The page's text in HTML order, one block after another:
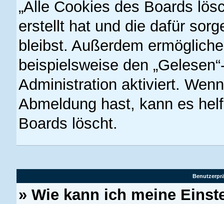
„Alle Cookies des Boards
erstellt hat und die dafür
bleibst. Außerdem
beispielsweise den
Administration aktiviert.
Abmeldung hast, kann es
Boards löscht.
» Wie kann ich meine